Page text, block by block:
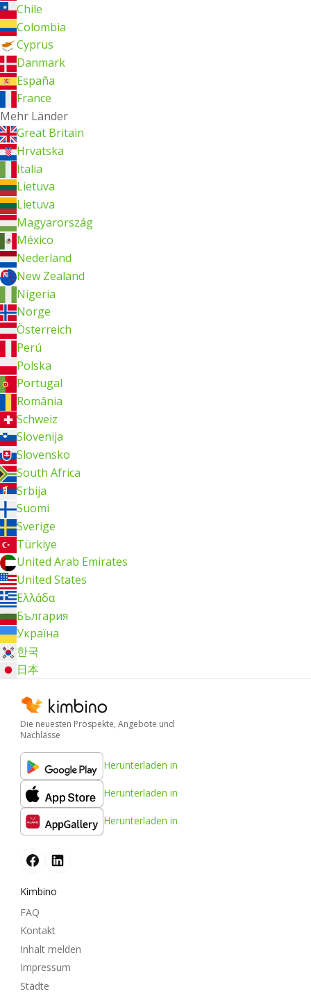
Chile
Colombia
Cyprus
Danmark
España
France
Mehr Länder
Great Britain
Hrvatska
Italia
Lietuva
Lietuva
Magyarország
México
Nederland
New Zealand
Nigeria
Norge
Österreich
Perú
Polska
Portugal
România
Schweiz
Slovenija
Slovensko
South Africa
Srbija
Suomi
Sverige
Türkiye
United Arab Emirates
United States
Ελλάδα
България
Україна
한국
日本
Die neuesten Prospekte, Angebote und
Nachlässe
Herunterladen in
Herunterladen in
Herunterladen in
Kimbino
FAQ
Kontakt
Inhalt melden
Impressum
Städte